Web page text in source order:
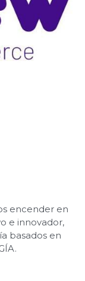
encender en
e innovador,
basados en